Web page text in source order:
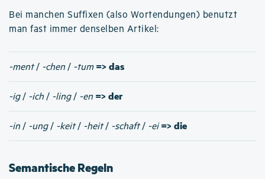
Bei manchen Suffixen (also Wortendungen) benutzt
man fast immer denselben Artikel:
-ment/ -chen / -tum => das
-ig/ -ich / -ling/ -en => der
-in / -ung/ -keit/ -heit/ -schaft/ -ei => die
Semantische Regeln